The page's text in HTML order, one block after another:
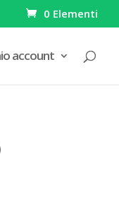
0 Elementi
account